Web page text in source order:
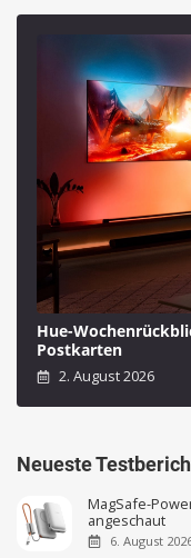
Hue-
Postkarten
2. August 2026
Neueste
MagSafe-
angeschaut
6. August